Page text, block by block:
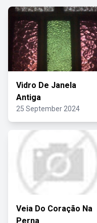
Vidro De Janela
Antiga
25 September 2024
Veia Do Coração Na
Perna